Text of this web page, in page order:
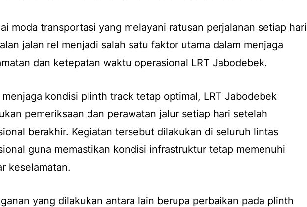
moda transportasi yang melayani ratusan perjalanan setiap
jalan rel menjadi salah satu faktor utama dalam menjaga
dan ketepatan waktu operasional LRT Jabodebek.
kondisi plinth track tetap optimal, LRT Jabodebek
pemeriksaan dan perawatan jalur setiap hari setelah
berakhir. Kegiatan tersebut dilakukan di seluruh lintas
guna memastikan kondisi infrastruktur tetap memenuhi
keselamatan.
yang dilakukan antara lain berupa perbaikan pada plinth